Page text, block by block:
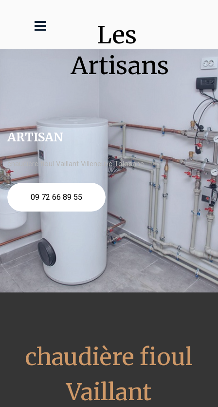
Les
Artisans
ARTISAN
chaudière fioul Vaillant Villeneuve Tolosane
09 72 66 89 55
chaudière fioul
Vaillant